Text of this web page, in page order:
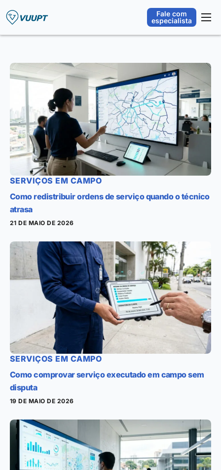
Plataforma
Segmentos
Sobre
Blog
Fale com
especialista
SERVIÇOS EM CAMPO
Como redistribuir ordens de serviço quando o técnico
atrasa
21 DE MAIO DE 2026
SERVIÇOS EM CAMPO
Como comprovar serviço executado em campo sem
disputa
19 DE MAIO DE 2026